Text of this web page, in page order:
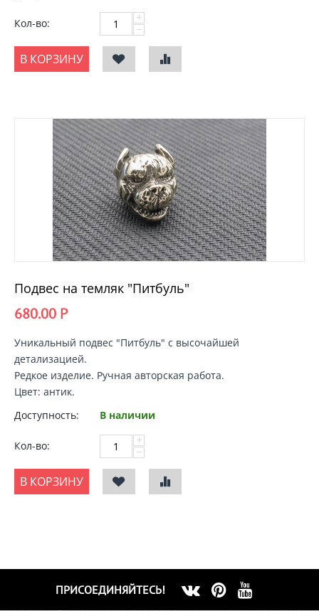
Кол-во: +
−
В КОРЗИНУ
Подвес на темляк "Питбуль"
680.00 Р
Уникальный подвес "Питбуль" с высочайшей
детализацией.
Редкое изделие. Ручная авторская работа.
Цвет: антик.
Доступность:
В наличии
Кол-во: +
−
В КОРЗИНУ
ПРИСОЕДИНЯЙТЕСЬ!